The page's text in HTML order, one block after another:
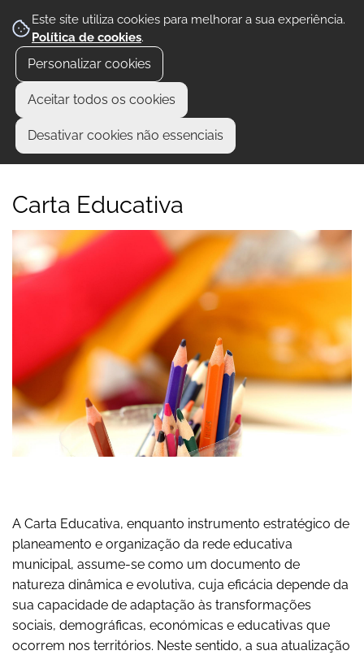
Este site utiliza cookies para melhorar a sua experiência.
Política de cookies.
Personalizar cookies
Aceitar todos os cookies
Desativar cookies não essenciais
Carta Educativa
A Carta Educativa, enquanto instrumento estratégico de
planeamento e organização da rede educativa
municipal, assume-se como um documento de
natureza dinâmica e evolutiva, cuja eficácia depende da
sua capacidade de adaptação às transformações
sociais, demográficas, económicas e educativas que
ocorrem nos territórios. Neste sentido, a sua atualização